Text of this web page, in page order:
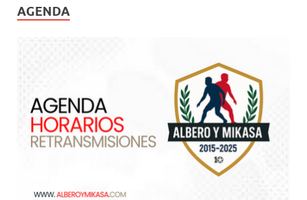
AGENDA